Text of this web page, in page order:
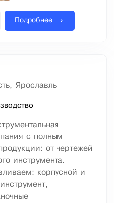
Подробнее
Ярославль
с полным
от чертежей
инструмента.
корпусной и